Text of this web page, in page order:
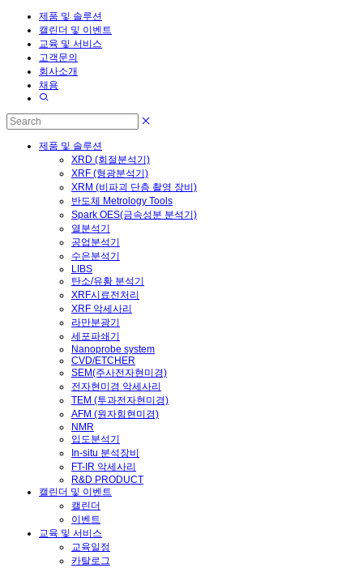
제품 및 솔루션
캘린더 및 이벤트
교육 및 서비스
고객문의
회사소개
채용
제품 및 솔루션
XRD (회절분석기)
XRF (형광분석기)
XRM (비파괴 단층 촬영 장비)
반도체 Metrology Tools
Spark OES(금속성분 분석기)
열분석기
공업분석기
수은분석기
LIBS
탄소/유황 분석기
XRF시료전처리
XRF 악세사리
라만분광기
세포파쇄기
Nanoprobe system
CVD/ETCHER
SEM(주사전자현미경)
전자현미경 악세사리
TEM (투과전자현미경)
AFM (원자힘현미경)
NMR
입도분석기
In-situ 분석장비
FT-IR 악세사리
R&D PRODUCT
캘린더 및 이벤트
캘린더
이벤트
교육 및 서비스
교육일정
카탈로그